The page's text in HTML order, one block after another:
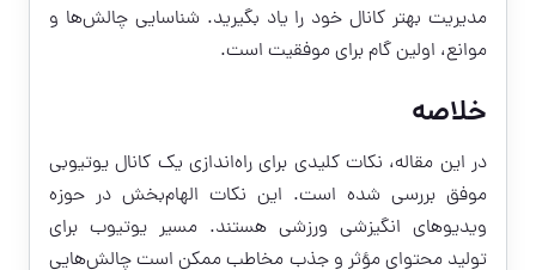
مدیریت بهتر کانال خود را یاد بگیرید. شناسایی چالش‌ها و
موانع، اولین گام برای موفقیت است.
خلاصه
در این مقاله، نکات کلیدی برای راه‌اندازی یک کانال یوتیوبی
موفق بررسی شده است. این نکات الهام‌بخش در حوزه
ویدیوهای انگیزشی ورزشی هستند. مسیر یوتیوب برای
تولید محتوای مؤثر و جذب مخاطب ممکن است چالش‌هایی